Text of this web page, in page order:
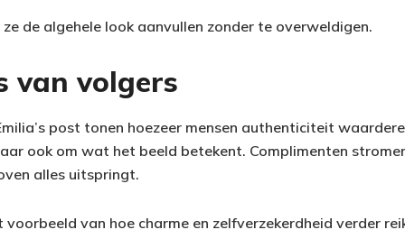
de algehele look aanvullen zonder te overweldigen.
van volgers
post tonen hoezeer mensen authenticiteit
ook om wat het beeld betekent. Complimenten
alles uitspringt.
voorbeeld van hoe charme en zelfverzekerdheid verder